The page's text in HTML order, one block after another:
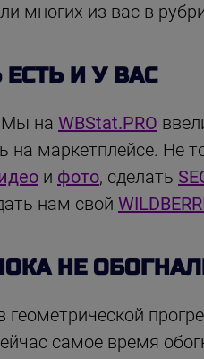
многих из вас в
И У ВАС
Мы на WBStat.PRO
на маркетплейсе. Не
и фото, сделать
нам свой
НЕ
геометрической
самое время